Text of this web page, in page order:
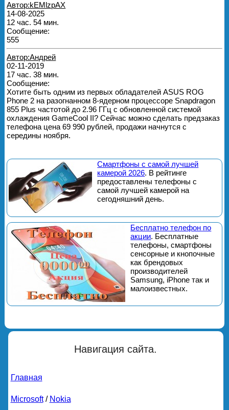
Автор:kEMlzpAX
14-08-2025
12 час. 54 мин.
Сообщение:
555
Автор:Андрей
02-11-2019
17 час. 38 мин.
Сообщение:
Хотите быть одним из первых обладателей ASUS ROG
Phone 2 на разогнанном 8-ядерном процессоре Snapdragon
855 Plus частотой до 2.96 ГГц с обновленной системой
охлаждения GameCool II? Сейчас можно сделать предзаказ
телефона цена 69 990 рублей, продажи начнутся с
середины ноября.
Смартфоны с самой лучшей
камерой 2026. В рейтинге
предоставлены телефоны с
самой лучшей камерой на
сегодняшний день.
Бесплатно телефон по
акции. Бесплатные
телефоны, смартфоны
сенсорные и кнопочные
как брендовых
производителей
Samsung, iPhone так и
малоизвестных.
Навигация сайта.
Главная
Microsoft/ Nokia